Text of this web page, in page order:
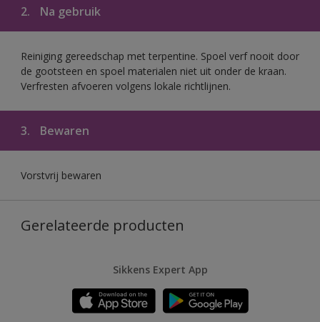
2. Na gebruik
Reiniging gereedschap met terpentine. Spoel verf nooit door
de gootsteen en spoel materialen niet uit onder de kraan.
Verfresten afvoeren volgens lokale richtlijnen.
3. Bewaren
Vorstvrij bewaren
Gerelateerde producten
Sikkens Expert App